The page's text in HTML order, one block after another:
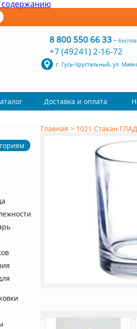
содержанию
8 800 550 66 33-
+7 (49241) 2-16-72
г. Гусь-Хрустальный, ул.
Доставка и оплата
Главная > 1021 Стакан